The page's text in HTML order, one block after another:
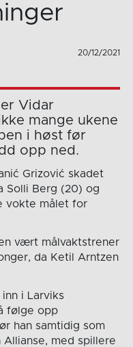
20/12/2021
Vidar
mange ukene
i høst før
opp ned.
Grizović skadet
Solli Berg (20) og
vokte målet for
vært målvaktstrener
da Ketil Arntzen
i Larviks
følge opp
han samtidig som
Allianse, med spillere